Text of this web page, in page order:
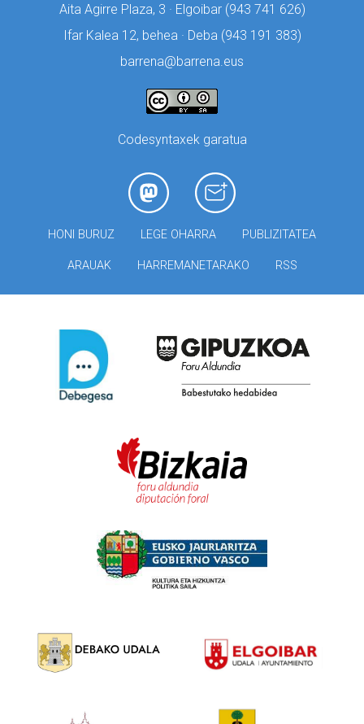
Aita Agirre Plaza, 3 · Elgoibar (943 741 626)
Ifar Kalea 12, behea · Deba (943 191 383)
barrena@barrena.eus
Codesyntaxek garatua
HONI BURUZ LEGE OHARRA PUBLIZITATEA
ARAUAK HARREMANETARAKO RSS